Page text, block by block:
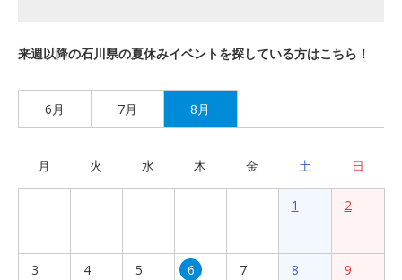
来週以降の石川県の夏休みイベントを探している方はこちら！
6月 7月 8月
月 火 水 木 金 土 日
1 2
3 4 5 6 7 8 9